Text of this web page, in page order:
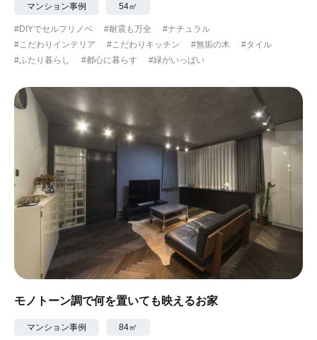
マンション事例 54㎡
#DIYでセルフリノベ #耐震も万全
#ナチュラル
#こだわりインテリア
#こだわりキッチン #無垢の木
#タイル
#ふたり暮らし
#都心に暮らす #緑がいっぱい
モノトーン調で何を置いても映えるお家
マンション事例 84㎡